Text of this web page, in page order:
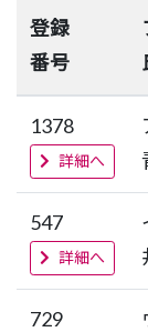
登録
番号
1378
詳細へ
547
詳細へ
729